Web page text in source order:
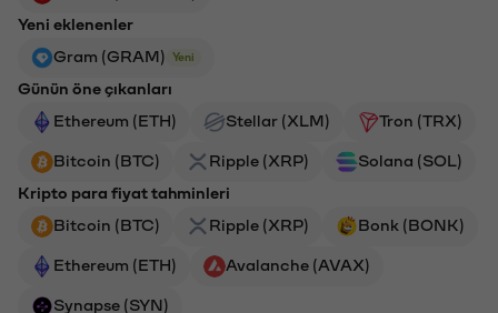
Yeni eklenenler
Gram (GRAM)
Yeni
Günün öne çıkanları
Ethereum (ETH)
Stellar (XLM) Tron (TRX)
Bitcoin (BTC) Ripple (XRP)
Solana (SOL)
Kripto para fiyat tahminleri
Bitcoin (BTC)
Ripple (XRP) Bonk (BONK)
Ethereum (ETH) Avalanche (AVAX)
Synapse (SYN)